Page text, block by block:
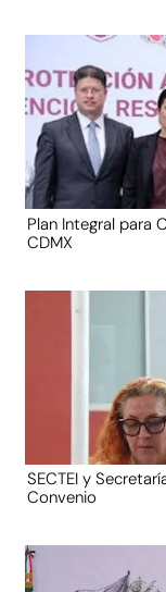
Plan Integral para
CDMX
SECTEI y
Convenio